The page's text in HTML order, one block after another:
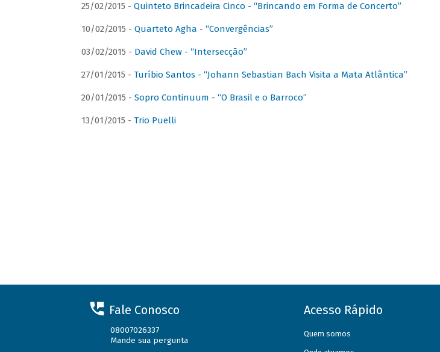
25/02/2015 - Quinteto Brincadeira Cinco - “Brincando em Forma de Concerto”
10/02/2015 - Quarteto Agha - “Convergências”
03/02/2015 - David Chew - “Intersecção”
27/01/2015 - Turíbio Santos - “Johann Sebastian Bach Visita a Mata Atlântica”
20/01/2015 - Sopro Continuum - “O Brasil e o Barroco”
13/01/2015 - Trio Puelli
Fale Conosco
08007026337
Mande sua pergunta
Acesso Rápido
Quem somos